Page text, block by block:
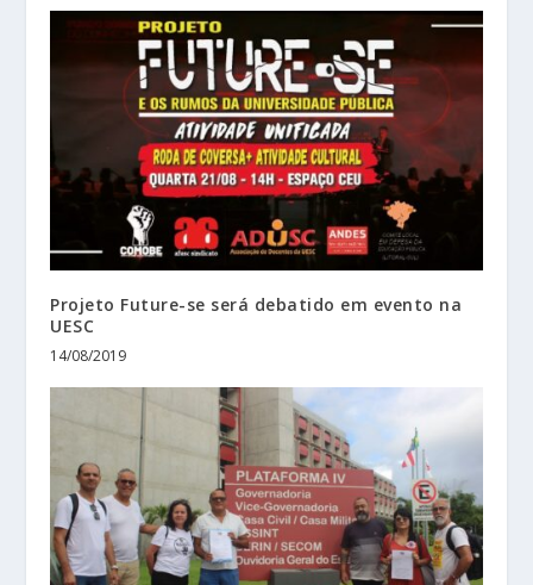
Projeto Future-se será debatido em evento na
UESC
14/08/2019